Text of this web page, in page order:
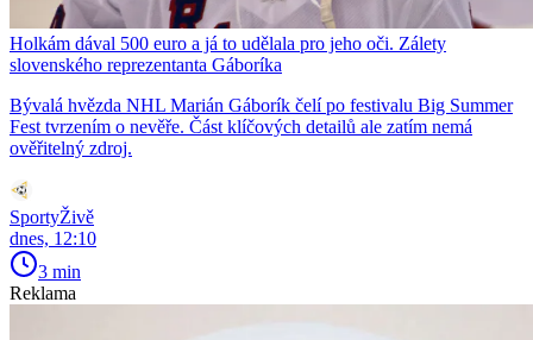
Holkám dával 500 euro a já to udělala pro jeho oči. Zálety
slovenského reprezentanta Gáboríka
Bývalá hvězda NHL Marián Gáborík čelí po festivalu Big Summer
Fest tvrzením o nevěře. Část klíčových detailů ale zatím nemá
ověřitelný zdroj.
SportyŽivě
dnes, 12:10
3 min
Reklama